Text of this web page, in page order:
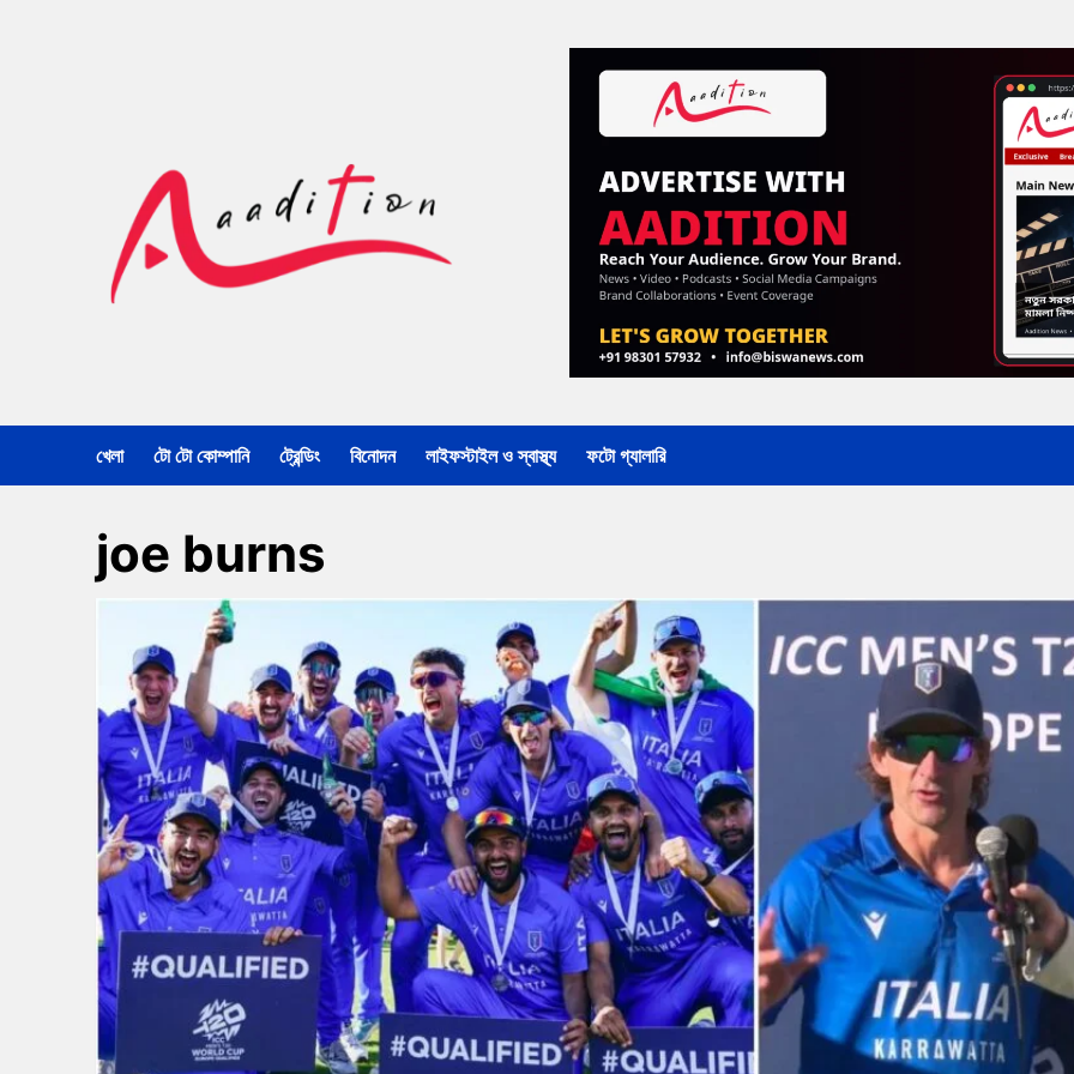
খেলা টো টো কোম্পানি ট্রেন্ডিং বিনোদন লাইফস্টাইল ও স্বাস্থ্য ফটো গ্যালারি
joe burns